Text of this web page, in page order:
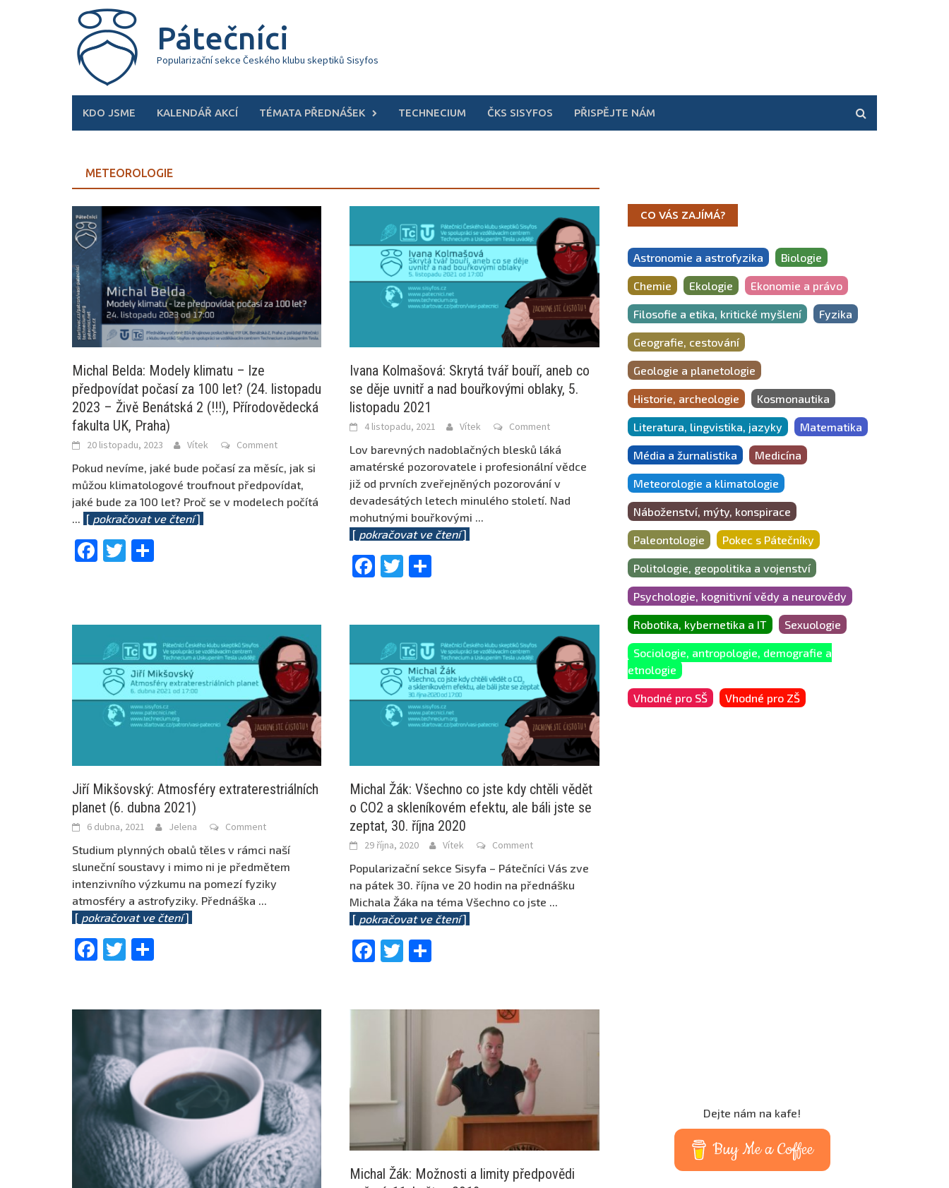
Pátečníci
Popularizační sekce Českého klubu skeptiků Sisyfos
KDO JSME KALENDÁŘ AKCÍ TÉMATA PŘEDNÁŠEK TECHNECIUM ČKS SISYFOS PŘISPĚJTE NÁM
METEOROLOGIE
Michal Belda: Modely klimatu – lze
předpovídat počasí za 100 let? (24. listopadu
2023 – Živě Benátská 2 (!!!), Přírodovědecká
fakulta UK, Praha)
20 listopadu, 2023 Vítek Comment
Pokud nevíme, jaké bude počasí za měsíc, jak si
můžou klimatologové troufnout předpovídat,
jaké bude za 100 let? Proč se v modelech počítá
... [ pokračovat ve čtení]
Facebook
Twitter
Ivana Kolmašová: Skrytá tvář bouří, aneb co
se děje uvnitř a nad bouřkovými oblaky, 5.
listopadu 2021
4 listopadu, 2021 Vítek Comment
Lov barevných nadoblačných blesků láká
amatérské pozorovatele i profesionální vědce
již od prvních zveřejněných pozorování v
devadesátých letech minulého století. Nad
mohutnými bouřkovými ...
[ pokračovat ve čtení]
Facebook
Twitter
Jiří Mikšovský: Atmosféry extraterestriálních
planet (6. dubna 2021)
6 dubna, 2021 Jelena Comment
Studium plynných obalů těles v rámci naší
sluneční soustavy i mimo ni je předmětem
intenzivního výzkumu na pomezí fyziky
atmosféry a astrofyziky. Přednáška ...
[ pokračovat ve čtení]
Facebook
Twitter
Michal Žák: Všechno co jste kdy chtěli vědět
o CO2 a skleníkovém efektu, ale báli jste se
zeptat, 30. října 2020
29 října, 2020 Vítek Comment
Popularizační sekce Sisyfa – Pátečníci Vás zve
na pátek 30. října ve 20 hodin na přednášku
Michala Žáka na téma Všechno co jste ...
[ pokračovat ve čtení]
Facebook
Twitter
Michal Žák: Možnosti a limity předpovědi
CO VÁS ZAJÍMÁ?
Astronomie a astrofyzika Biologie
Chemie Ekologie Ekonomie a právo
Filosofie a etika, kritické myšlení Fyzika
Geografie, cestování
Geologie a planetologie
Historie, archeologie Kosmonautika
Literatura, lingvistika, jazyky Matematika
Média a žurnalistika Medicína
Meteorologie a klimatologie
Náboženství, mýty, konspirace
Paleontologie Pokec s Pátečníky
Politologie, geopolitika a vojenství
Psychologie, kognitivní vědy a neurovědy
Robotika, kybernetika a IT Sexuologie
Sociologie, antropologie, demografie a
etnologie
Vhodné pro SŠ Vhodné pro ZŠ
Dejte nám na kafe!
Buy Me a Coffee